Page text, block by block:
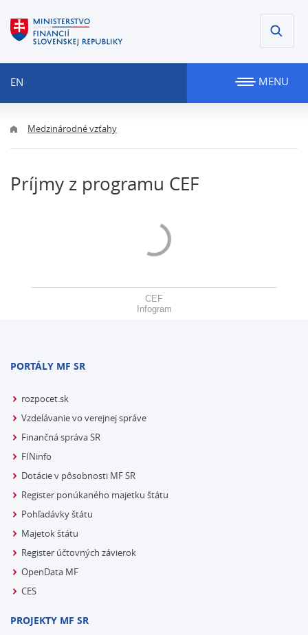
EN MENU
Medzinárodné vzťahy
Príjmy z programu CEF
CEF
Infogram
PORTÁLY MF SR
rozpocet.sk
Vzdelávanie vo verejnej správe
Finančná správa SR
FINinfo
Dotácie v pôsobnosti MF SR
Register ponúkaného majetku štátu
Pohľadávky štátu
Majetok štátu
Register účtovných závierok
OpenData MF
CES
PROJEKTY MF SR